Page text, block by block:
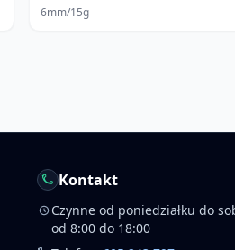
6mm/15g
Kontakt
Czynne od poniedziałku do
od 8:00 do 18:00